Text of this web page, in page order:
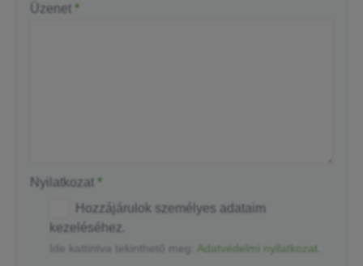
-Üzenet *
Nyilatkozat *
Hozzájárulok személyes adataim
kezeléséhez.
Ide kattintva tekinthető meg: Adatvédelmi nyilatkozat